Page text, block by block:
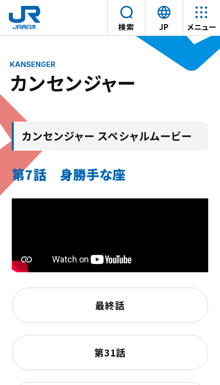
本文へスキップ
検索 JP
言
語
選
メニュー
カンセンジャー
カンセンジャー スペシャルムービー
第7話 身勝手な座
最終話
第31話